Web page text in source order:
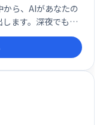
ら、AIがあなたの
ます。深夜でも気
をサポートします。
物件提案とスムー